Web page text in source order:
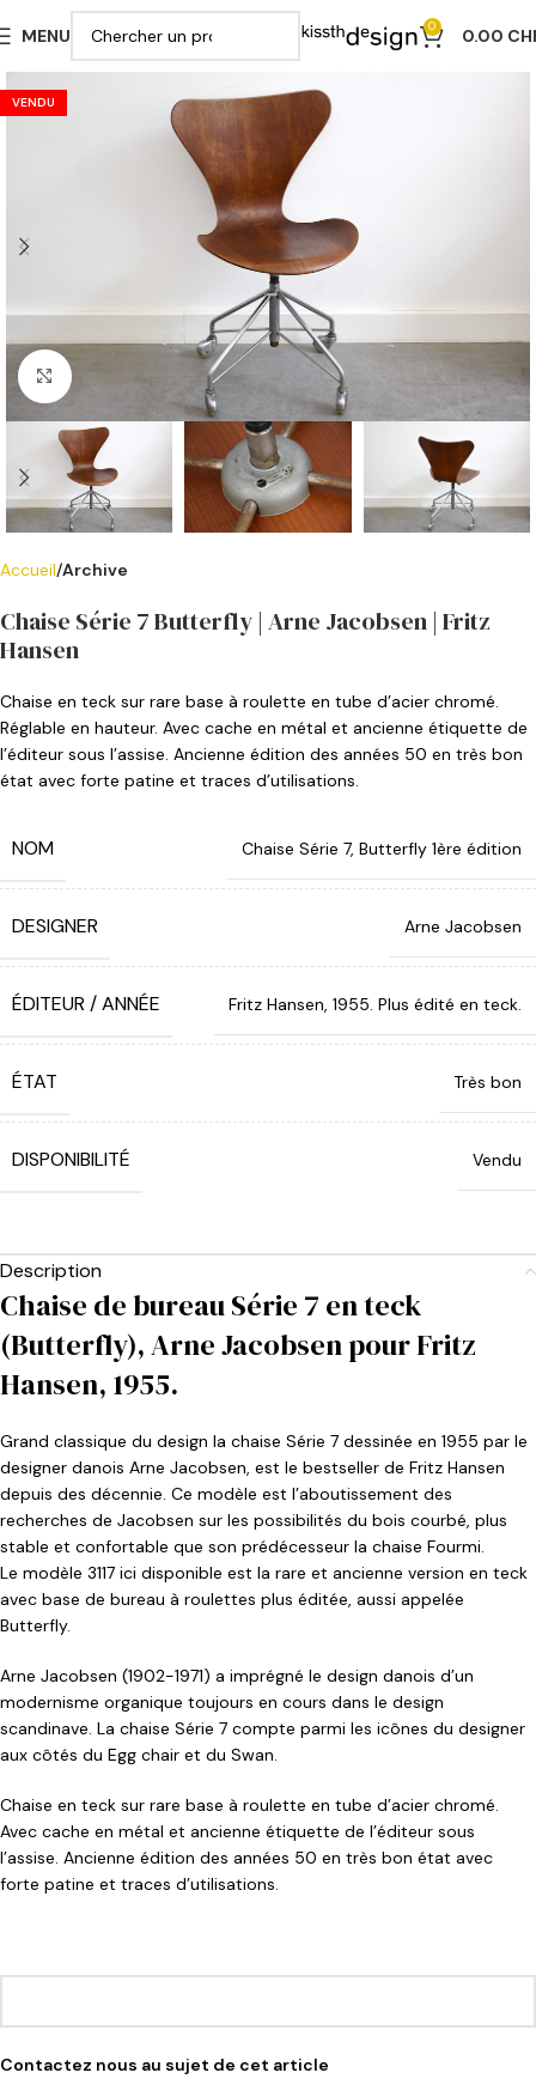
MENU 0 0.00
VENDU
Cliquer pour agrandir
Accueil Archive
Chaise Série 7 Butterfly | Arne Jacobsen | Fritz
Hansen
Chaise en teck sur rare base à roulette en tube d’acier chromé.
Réglable en hauteur. Avec cache en métal et ancienne étiquette de
l’éditeur sous l’assise. Ancienne édition des années 50 en très bon
état avec forte patine et traces d’utilisations.
NOM Chaise Série 7, Butterfly 1ère édition
DESIGNER Arne Jacobsen
ÉDITEUR / ANNÉE Fritz Hansen, 1955. Plus édité en teck.
ÉTAT Très bon
DISPONIBILITÉ Vendu
Description
Chaise de bureau Série 7 en teck
(Butterfly), Arne Jacobsen pour Fritz
Hansen, 1955.
Grand classique du design la chaise Série 7 dessinée en 1955 par le
designer danois Arne Jacobsen, est le bestseller de Fritz Hansen
depuis des décennie. Ce modèle est l’aboutissement des
recherches de Jacobsen sur les possibilités du bois courbé, plus
stable et confortable que son prédécesseur la chaise Fourmi.
Le modèle 3117 ici disponible est la rare et ancienne version en teck
avec base de bureau à roulettes plus éditée, aussi appelée
Butterfly.
Arne Jacobsen (1902-1971) a imprégné le design danois d’un
modernisme organique toujours en cours dans le design
scandinave. La chaise Série 7 compte parmi les icônes du designer
aux côtés du Egg chair et du Swan.
Chaise en teck sur rare base à roulette en tube d’acier chromé.
Avec cache en métal et ancienne étiquette de l’éditeur sous
l’assise. Ancienne édition des années 50 en très bon état avec
forte patine et traces d’utilisations.
Contactez nous au sujet de cet article